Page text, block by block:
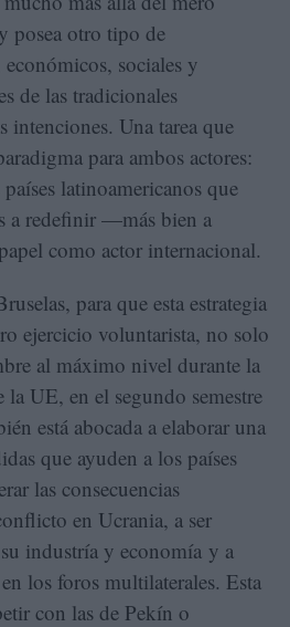
posea otro tipo de
sociales y
de las tradicionales
intenciones. Una tarea que
para ambos actores:
latinoamericanos que
a redefinir —más bien a
como actor internacional.
para que esta estrategia
ejercicio voluntarista, no solo
al máximo nivel durante la
la UE, en el segundo semestre
está abocada a elaborar una
que ayuden a los países
las consecuencias
en Ucrania, a ser
industría y economía y a
los foros multilaterales. Esta
con las de Pekín o